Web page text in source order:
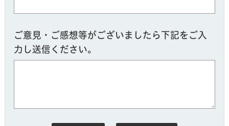
ご意見・ご感想等がございましたら下記をご入
力し送信ください。